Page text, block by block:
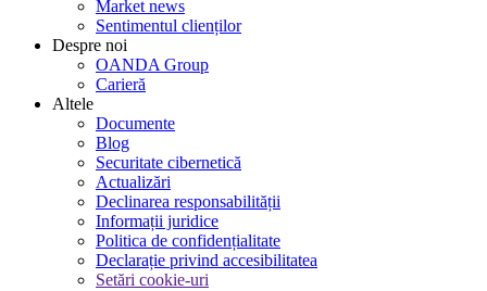
Market news
Sentimentul clienților
Despre noi
OANDA Group
Carieră
Altele
Documente
Blog
Securitate cibernetică
Actualizări
Declinarea responsabilității
Informații juridice
Politica de confidențialitate
Declarație privind accesibilitatea
Setări cookie-uri